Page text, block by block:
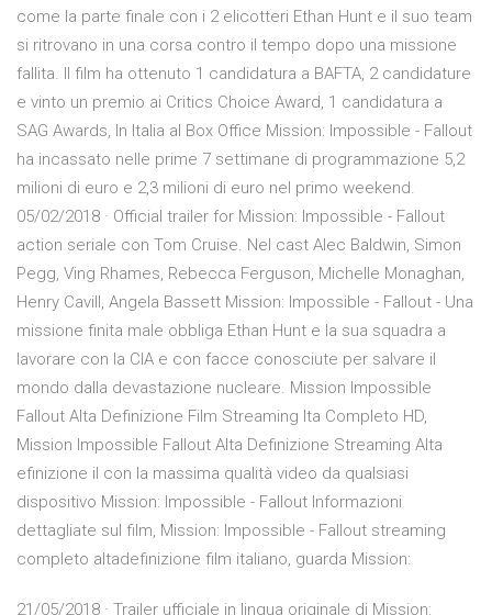
come la parte finale con i 2 elicotteri Ethan Hunt e il suo team
si ritrovano in una corsa contro il tempo dopo una missione
fallita. Il film ha ottenuto 1 candidatura a BAFTA, 2 candidature
e vinto un premio ai Critics Choice Award, 1 candidatura a
SAG Awards, In Italia al Box Office Mission: Impossible - Fallout
ha incassato nelle prime 7 settimane di programmazione 5,2
milioni di euro e 2,3 milioni di euro nel primo weekend.
05/02/2018 · Official trailer for Mission: Impossible - Fallout
action seriale con Tom Cruise. Nel cast Alec Baldwin, Simon
Pegg, Ving Rhames, Rebecca Ferguson, Michelle Monaghan,
Henry Cavill, Angela Bassett Mission: Impossible - Fallout - Una
missione finita male obbliga Ethan Hunt e la sua squadra a
lavorare con la CIA e con facce conosciute per salvare il
mondo dalla devastazione nucleare. Mission Impossible
Fallout Alta Definizione Film Streaming Ita Completo HD,
Mission Impossible Fallout Alta Definizione Streaming Alta
efinizione il con la massima qualità video da qualsiasi
dispositivo Mission: Impossible - Fallout Informazioni
dettagliate sul film, Mission: Impossible - Fallout streaming
completo altadefinizione film italiano, guarda Mission:
21/05/2018 · Trailer ufficiale in lingua originale di Mission: